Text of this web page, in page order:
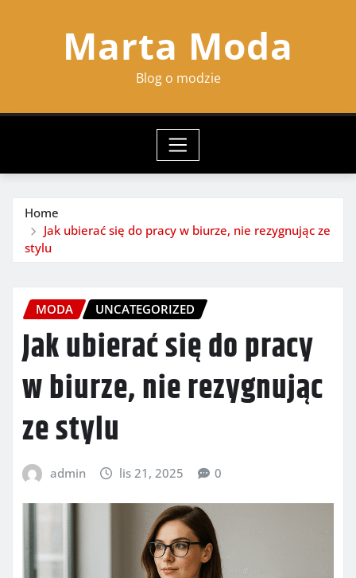
Marta Moda
Blog o modzie
Home
Jak ubierać się do pracy w biurze, nie rezygnując ze
stylu
MODA UNCATEGORIZED
Jak ubierać się do pracy
w biurze, nie rezygnując
ze stylu
admin lis 21, 2025 0